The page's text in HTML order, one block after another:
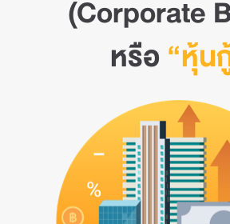
(Corporate
หรือ “หุ้น